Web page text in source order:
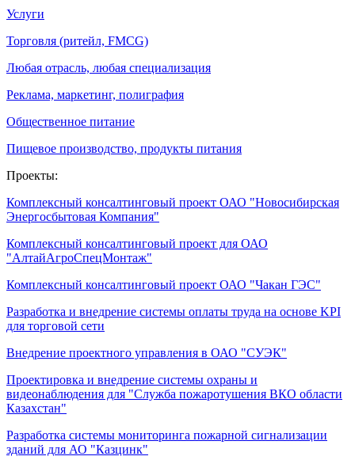
Услуги
Торговля (ритейл, FMCG)
Любая отрасль, любая специализация
Реклама, маркетинг, полиграфия
Общественное питание
Пищевое производство, продукты питания
Проекты:
Комплексный консалтинговый проект ОАО "Новосибирская
Энергосбытовая Компания"
Комплексный консалтинговый проект для ОАО
"АлтайАгроСпецМонтаж"
Комплексный консалтинговый проект ОАО "Чакан ГЭС"
Разработка и внедрение системы оплаты труда на основе KPI
для торговой сети
Внедрение проектного управления в ОАО "СУЭК"
Проектировка и внедрение системы охраны и
видеонаблюдения для "Служба пожаротушения ВКО области
Казахстан"
Разработка системы мониторинга пожарной сигнализации
зданий для АО "Казцинк"